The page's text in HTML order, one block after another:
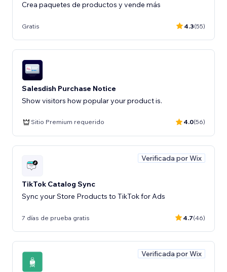
Crea paquetes de productos y vende más
Gratis 4.3(55)
Salesdish Purchase Notice
Show visitors how popular your product is.
Sitio Premium requerido 4.0(56)
Verificada por Wix
TikTok Catalog Sync
Sync your Store Products to TikTok for Ads
7 días de prueba gratis 4.7(46)
Verificada por Wix